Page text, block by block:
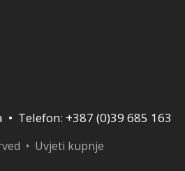
• Telefon: +387 (0)39 685 163
• Uvjeti kupnje